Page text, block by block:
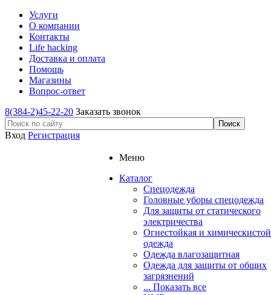
Услуги
О компании
Контакты
Life hacking
Доставка и оплата
Помощь
Магазины
Вопрос-ответ
8(384-2)45-22-20 Заказать звонок
Вход Регистрация
Меню
Каталог
Спецодежда
Головные уборы спецодежда
Для защиты от статического
электричества
Огнестойкая и
одежда
Одежда влагозащитная
Одежда для защиты от общих
загрязнений
... Показать все